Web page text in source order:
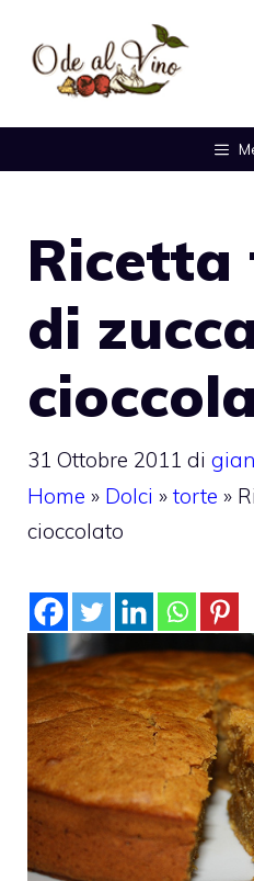
contenuto
di
31 Ottobre 2011 di
Home » Dolci » torte »
cioccolato